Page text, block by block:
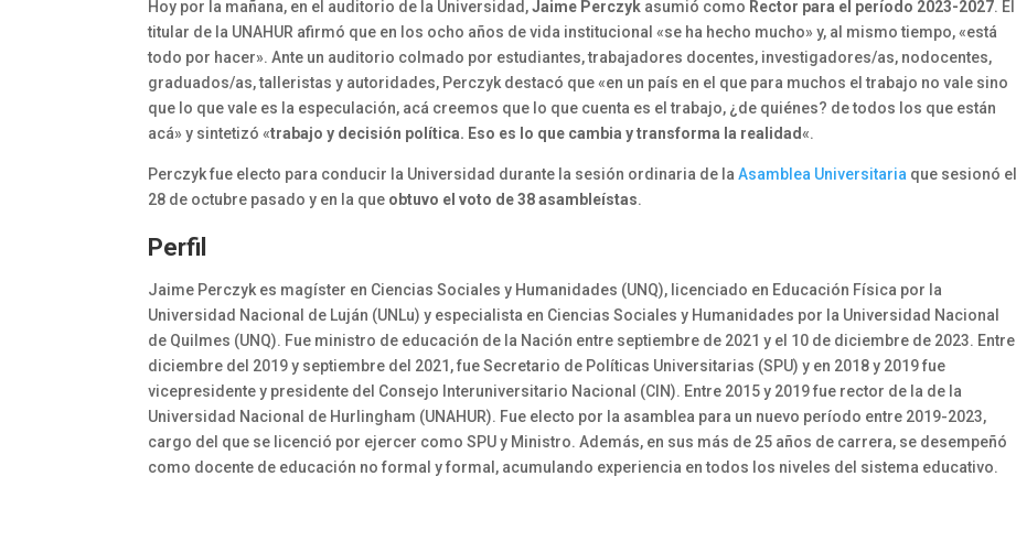
Hoy por la mañana, en el auditorio de la Universidad,Jaime Perczyk asumió como Rector para el período 2023-2027. El
titular de la UNAHUR afirmó que en los ocho años de vida institucional «se ha hecho mucho» y, al mismo tiempo, «está
todo por hacer». Ante un auditorio colmado por estudiantes, trabajadores docentes, investigadores/as, nodocentes,
graduados/as, talleristas y autoridades, Perczyk destacó que «en un país en el que para muchos el trabajo no vale sino
que lo que vale es la especulación, acá creemos que lo que cuenta es el trabajo, ¿de quiénes? de todos los que están
acá» y sintetizó «trabajo y decisión política. Eso es lo que cambia y transforma la realidad«.
Perczyk fue electo para conducir la Universidad durante la sesión ordinaria de laAsamblea Universitaria que sesionó el
28 de octubre pasado y en la que obtuvo el voto de 38 asambleístas.
Perfil
Jaime Perczyk es magíster en Ciencias Sociales y Humanidades (UNQ), licenciado en Educación Física por la
Universidad Nacional de Luján (UNLu) y especialista en Ciencias Sociales y Humanidades por la Universidad Nacional
de Quilmes (UNQ). Fue ministro de educación de la Nación entre septiembre de 2021 y el 10 de diciembre de 2023. Entre
diciembre del 2019 y septiembre del 2021, fue Secretario de Políticas Universitarias (SPU) y en 2018 y 2019 fue
vicepresidente y presidente del Consejo Interuniversitario Nacional (CIN). Entre 2015 y 2019 fue rector de la de la
Universidad Nacional de Hurlingham (UNAHUR). Fue electo por la asamblea para un nuevo período entre 2019-2023,
cargo del que se licenció por ejercer como SPU y Ministro. Además, en sus más de 25 años de carrera, se desempeñó
como docente de educación no formal y formal, acumulando experiencia en todos los niveles del sistema educativo.